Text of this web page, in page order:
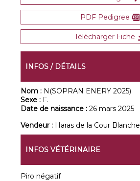
PDF Pedigree
Télécharger Fiche
INFOS / DÉTAILS
Nom : N(SOPRAN ENERY 2025)
Sexe : F.
Date de naissance :26 mars 2025
Vendeur : Haras de la Cour Blanche
INFOS VÉTÉRINAIRE
Piro négatif